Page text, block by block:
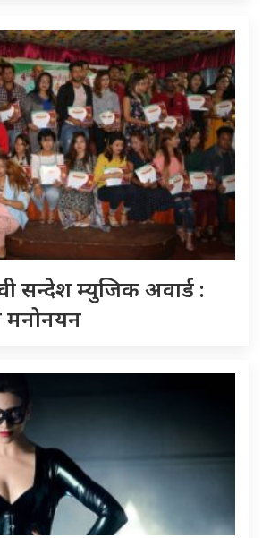
सन्देश म्युजिक अवार्ड :
मनोनयन